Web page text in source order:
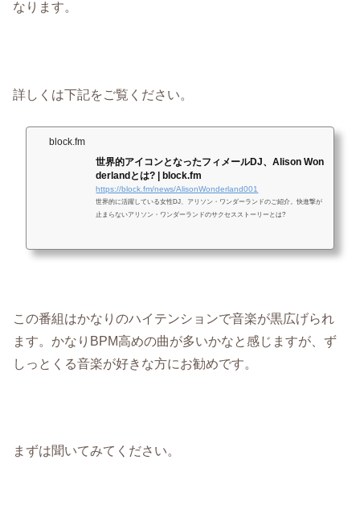
なります。
詳しくは下記をご覧ください。
block.fm
世界的アイコンとなったフィメールDJ、Alison Won
derlandとは? | block.fm
https://block.fm/news/AlisonWonderland001
世界的に活躍している女性DJ、アリソン・ワンダーランドのご紹介。快進撃が
止まらないアリソン・ワンダーランドのサクセスストーリーとは?
この番組はかなりのハイテンションで音楽が黒広げられ
ます。かなりBPM高めの曲が多いかなと感じますが、ず
しっとくる音楽が好きな方にお勧めです。
まずは聞いてみてください。